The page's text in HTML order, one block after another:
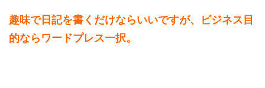
趣味で日記を書くだけならいいですが、ビジネス目
的ならワードプレス一択。